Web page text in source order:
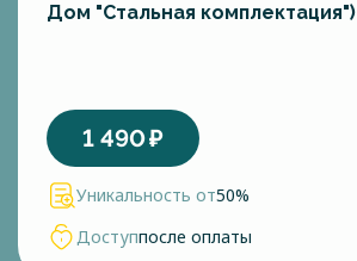
Дом "Стальная комплектация")
1 490₽
Уникальность от50%
Доступпосле оплаты